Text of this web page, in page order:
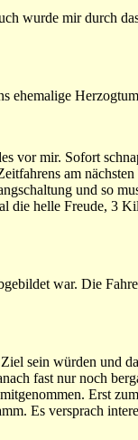
wurde mir durch
ehemalige
vor mir. Sofort
am
und so
die helle Freude, 3
war. Die
sein würden und
fast nur noch
Erst
Es versprach